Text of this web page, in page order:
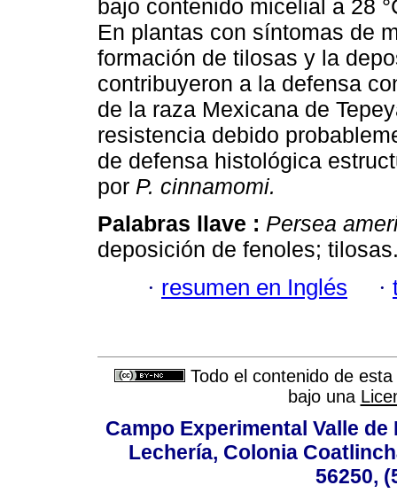
bajo contenido micelial a 28
En plantas con síntomas de
formación de tilosas y la
contribuyeron a la defensa
de la raza Mexicana de
resistencia debido
de defensa histológica
por P. cinnamomi.
Palabras llave : Persea
deposición de fenoles;
· resumen en Inglés ·
Todo el contenido de
bajo una
Campo Experimental Valle
Lechería, Colonia
56250,